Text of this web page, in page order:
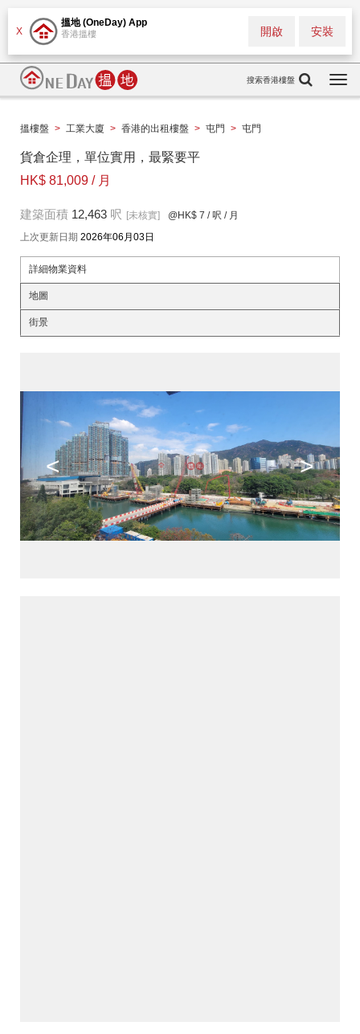
X
搵地 (OneDay) App
香港搵樓 安裝
開啟
搜索香港樓盤
搵樓盤 > 工業大廈 > 香港的出租樓盤 > 屯門 > 屯門
貨倉企理，單位實用，最緊要平
HK$ 81,009 / 月
建築面積 12,463 呎 [未核實] @HK$ 7 / 呎 / 月
上次更新日期 2026年06月03日
詳細物業資料
地圖
街景
< >